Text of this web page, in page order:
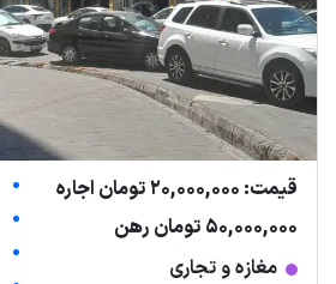
قیمت: 20,000,000 تومان اجاره
50,000,000 تومان رهن
مغازه و تجاری